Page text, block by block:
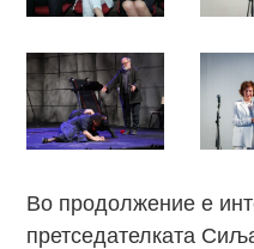
Во продолжение е
претседателката